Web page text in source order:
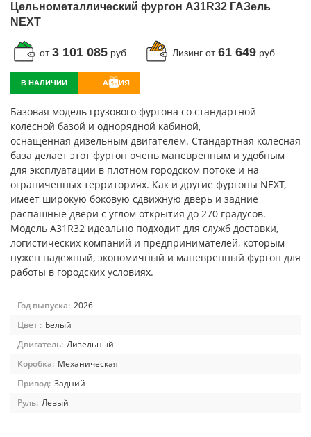
Цельнометаллический фургон A31R32 ГАЗель
NEXT
от3 101 085 руб. Лизинг от61 649 руб.
В НАЛИЧИИ АКЦИЯ
Базовая модель грузового фургона со стандартной
колесной базой и однорядной кабиной,
оснащенная дизельным двигателем. Стандартная колесная
база делает этот фургон очень маневренным и удобным
для эксплуатации в плотном городском потоке и на
ограниченных территориях. Как и другие фургоны NEXT,
имеет широкую боковую сдвижную дверь и задние
распашные двери с углом открытия до 270 градусов.
Модель A31R32 идеально подходит для служб доставки,
логистических компаний и предпринимателей, которым
нужен надежный, экономичный и маневренный фургон для
работы в городских условиях.
Год выпуска: 2026
Цвет : Белый
Двигатель: Дизельный
Коробка: Механическая
Привод: Задний
Руль: Левый